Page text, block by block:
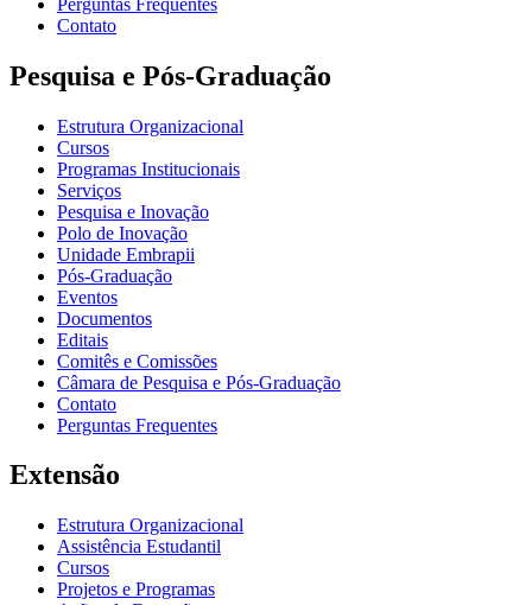
Contato
Pesquisa e Pós-Graduação
Estrutura Organizacional
Cursos
Programas Institucionais
Serviços
Pesquisa e Inovação
Polo de Inovação
Unidade Embrapii
Pós-Graduação
Eventos
Documentos
Editais
Comitês e Comissões
Câmara de Pesquisa e Pós-Graduação
Contato
Perguntas Frequentes
Extensão
Estrutura Organizacional
Assistência Estudantil
Cursos
Projetos e Programas